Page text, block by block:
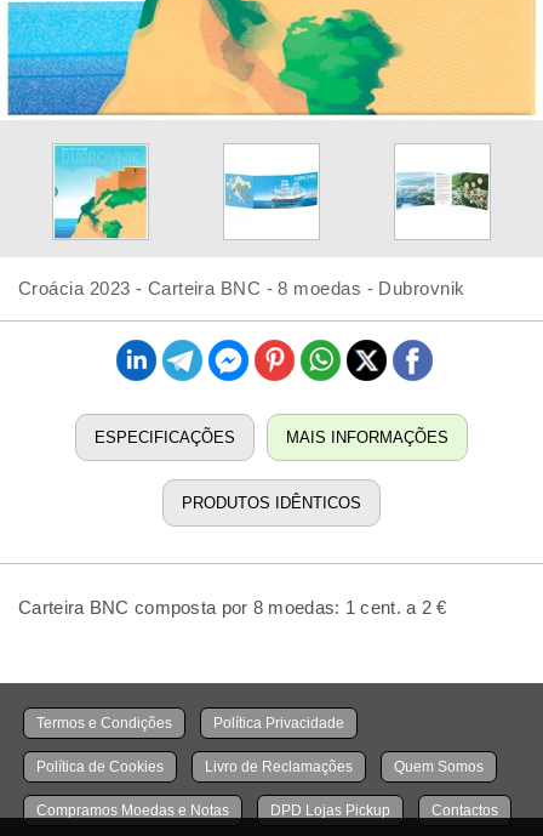
Croácia 2023 - Carteira BNC - 8 moedas - Dubrovnik
ESPECIFICAÇÕES MAIS INFORMAÇÕES
PRODUTOS IDÊNTICOS
Carteira BNC composta por 8 moedas: 1 cent. a 2 €
Termos e Condições Política Privacidade
Política de Cookies Livro de Reclamações Quem Somos
Compramos Moedas e Notas DPD Lojas Pickup Contactos